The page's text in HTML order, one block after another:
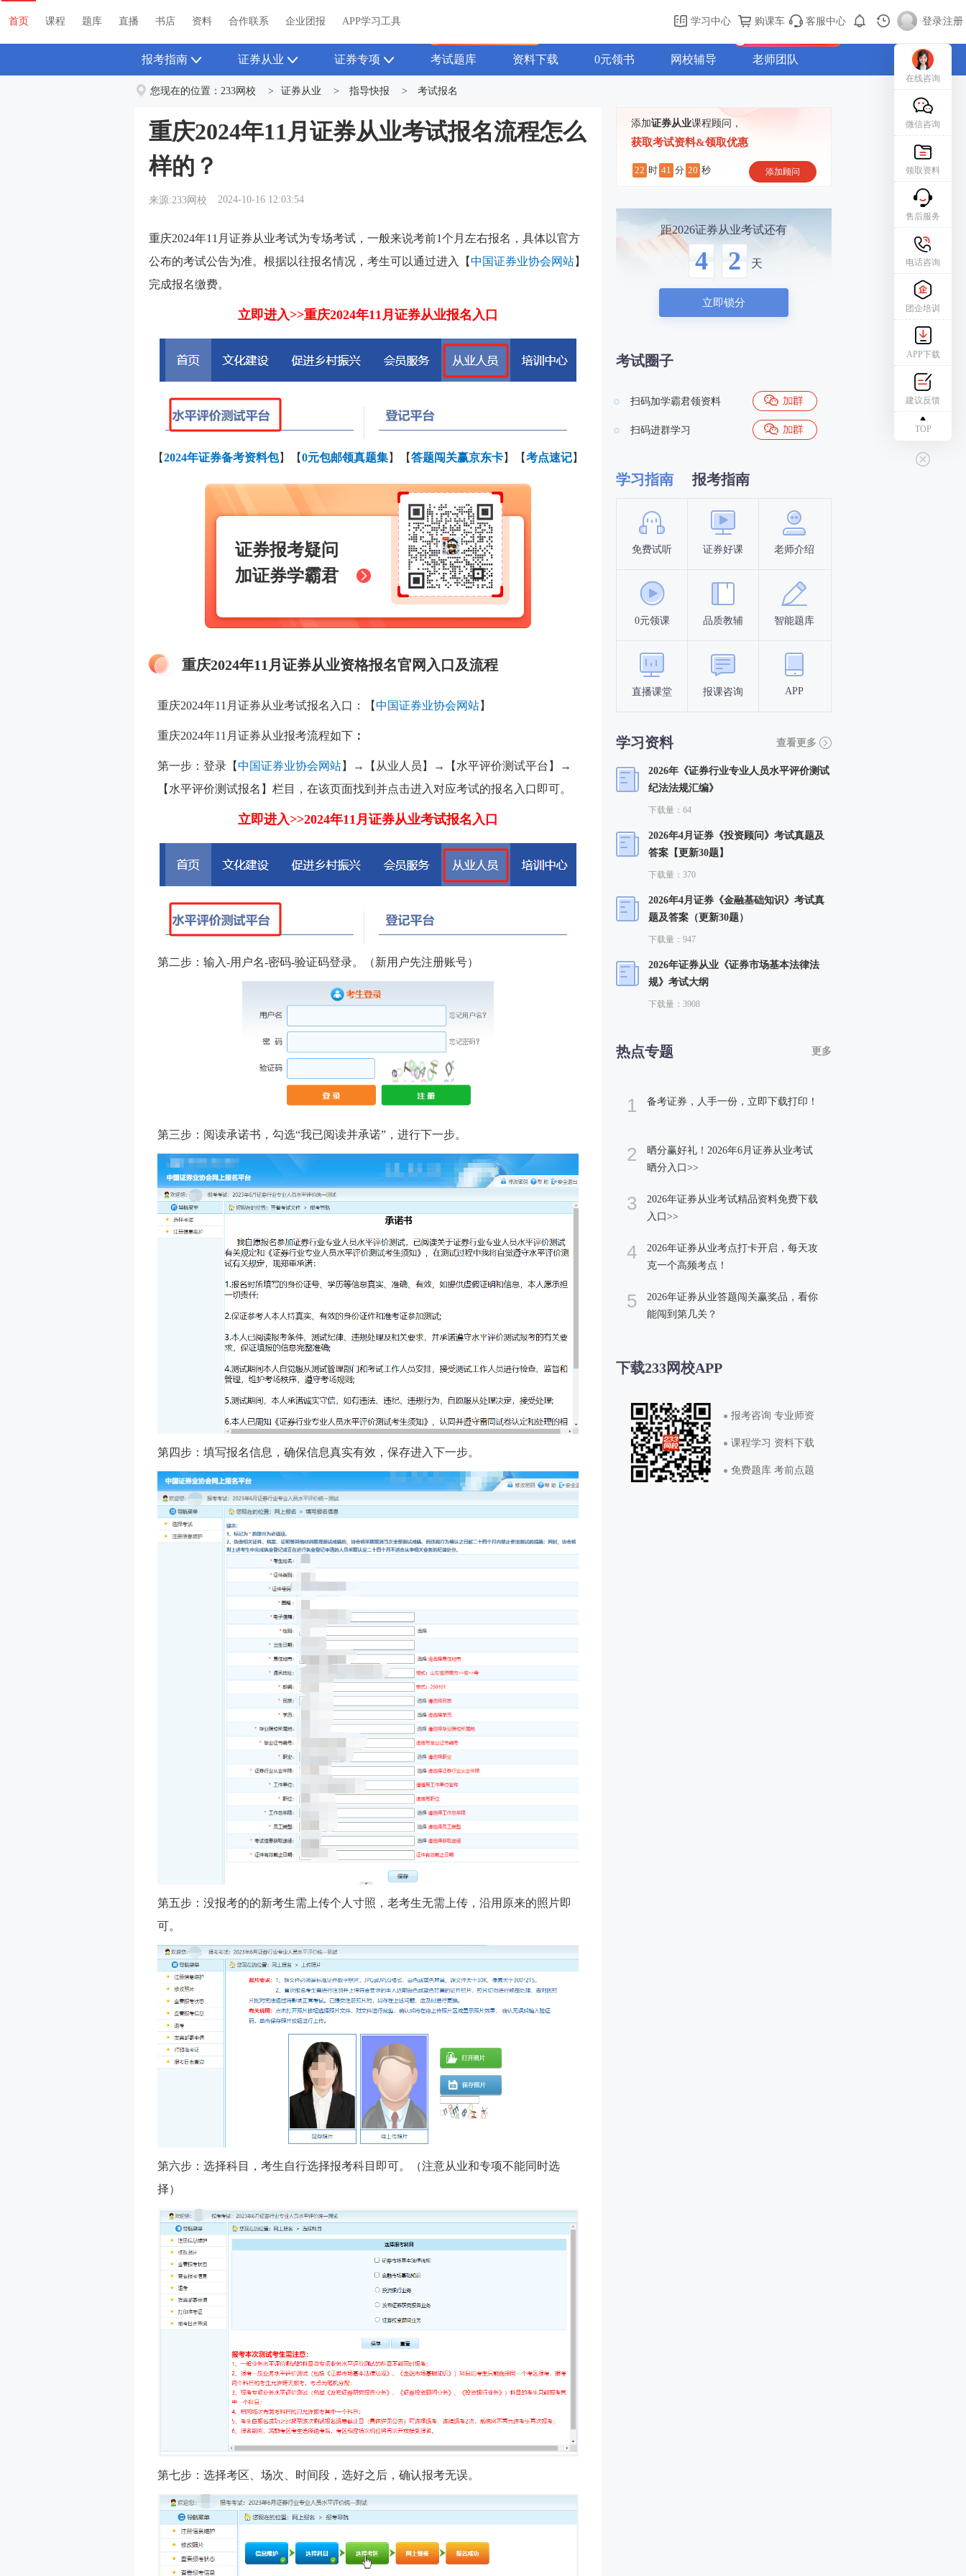
首页 课程 题库 直播 书店 资料 关于我们 帮助中心 购课车 登录/注册
首页 课程 题库 直播 书店 资料 合作联系 企业团报 APP学习工具 学习中心 购课车 客服中心 登录|注册
报考指南 证券从业 证券专项 考试题库 资料下载 0元领书 网校辅导 老师团队
您现在的位置： 233网校 > 证券从业 > 指导快报 > 考试报名
重庆2024年11月证券从业考试报名流程怎么
样的？
来源:233网校 2024-10-16 12:03:54
重庆2024年11月证券从业考试为专场考试，一般来说考前1个月左右报名，具体以官方
公布的考试公告为准。根据以往报名情况，考生可以通过进入【中国证券业协会网站】
完成报名缴费。
立即进入>>重庆2024年11月证券从业报名入口
【2024年证券备考资料包】【0元包邮领真题集】【答题闯关赢京东卡】【考点速记】
证券报考疑问
加证券学霸君
重庆2024年11月证券从业资格报名官网入口及流程
重庆2024年11月证券从业考试报名入口： 【中国证券业协会网站】
重庆2024年11月证券从业报考流程如下 ：
第一步：登录【中国证券业协会网站】→【从业人员】→【水平评价测试平台】→
【水平评价测试报名】栏目，在该页面找到并点击进入对应考试的报名入口即可。
立即进入>>2024年11月证券从业考试报名入口
第二步：输入-用户名-密码-验证码登录。（新用户先注册账号）
第三步：阅读承诺书，勾选“我已阅读并承诺”，进行下一步。
第四步：填写报名信息，确保信息真实有效，保存进入下一步。
第五步：没报考的的新考生需上传个人寸照，老考生无需上传，沿用原来的照片即
可。
第六步：选择科目，考生自行选择报考科目即可。（注意从业和专项不能同时选
择）
第七步：选择考区、场次、时间段，选好之后，确认报考无误。
添加证券从业课程顾问，
获取考试资料&领取优惠
22 时 41 分 19 秒 添加顾问
距2026证券从业考试还有
4 2 天
立即锁分
考试圈子
扫码加学霸君领资料
扫码进群学习
学习指南 报考指南
免费试听 证券好课 老师介绍
0元领课 品质教辅 智能题库
直播课堂 报课咨询 APP
学习资料 查看更多
2026年《证券行业专业人员水平评价测试
纪法法规汇编》
下载量：64
2026年4月证券《投资顾问》考试真题及
答案【更新30题】
下载量：370
2026年4月证券《金融基础知识》考试真
题及答案（更新30题）
下载量：947
2026年证券从业《证券市场基本法律法
规》考试大纲
下载量：3908
热点专题 更多
1 备考证券，人手一份，立即下载打印！
2
晒分赢好礼！2026年6月证券从业考试
晒分入口>>
3
2026年证券从业考试精品资料免费下载
入口>>
4
2026年证券从业考点打卡开启，每天攻
克一个高频考点！
5
2026年证券从业答题闯关赢奖品，看你
能闯到第几关？
下载233网校APP
报考咨询 专业师资
课程学习 资料下载
免费题库 考前点题
在线咨询
微信咨询
领取资料
售后服务
电话咨询
团企培训
APP下载
建议反馈
TOP